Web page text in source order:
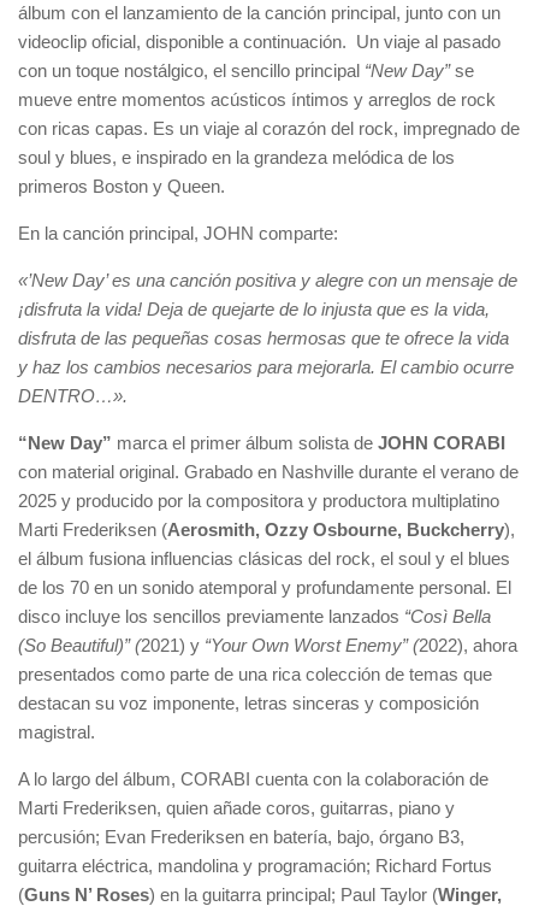
álbum con el lanzamiento de la canción principal, junto con un
videoclip oficial, disponible a continuación. Un viaje al pasado
con un toque nostálgico, el sencillo principal “New Day”se
mueve entre momentos acústicos íntimos y arreglos de rock
con ricas capas. Es un viaje al corazón del rock, impregnado de
soul y blues, e inspirado en la grandeza melódica de los
primeros Boston y Queen.
En la canción principal, JOHN comparte:
«’New Day’ es una canción positiva y alegre con un mensaje de
¡disfruta la vida! Deja de quejarte de lo injusta que es la vida,
disfruta de las pequeñas cosas hermosas que te ofrece la vida
y haz los cambios necesarios para mejorarla. El cambio ocurre
DENTRO…».
“New Day” marca el primer álbum solista de JOHN CORABI
con material original. Grabado en Nashville durante el verano de
2025 y producido por la compositora y productora multiplatino
Marti Frederiksen (Aerosmith, Ozzy Osbourne, Buckcherry),
el álbum fusiona influencias clásicas del rock, el soul y el blues
de los 70 en un sonido atemporal y profundamente personal. El
disco incluye los sencillos previamente lanzados “Così Bella
(So Beautiful)” (2021) y “Your Own Worst Enemy” (2022), ahora
presentados como parte de una rica colección de temas que
destacan su voz imponente, letras sinceras y composición
magistral.
A lo largo del álbum, CORABI cuenta con la colaboración de
Marti Frederiksen, quien añade coros, guitarras, piano y
percusión; Evan Frederiksen en batería, bajo, órgano B3,
guitarra eléctrica, mandolina y programación; Richard Fortus
(Guns N’ Roses) en la guitarra principal; Paul Taylor (Winger,